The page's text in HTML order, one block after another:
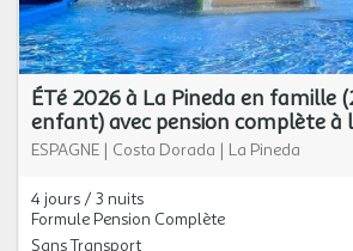
ÉTé 2026 à La Pineda en famille
enfant) avec pension complète à
ESPAGNE | Costa Dorada | La Pineda
4 jours / 3 nuits
Formule Pension Complète
Sans Transport